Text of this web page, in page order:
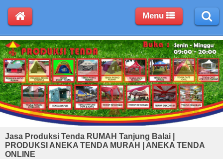
Jasa Produksi Tenda RUMAH Tanjung Balai |
PRODUKSI ANEKA TENDA MURAH | ANEKA TENDA
ONLINE
Menu